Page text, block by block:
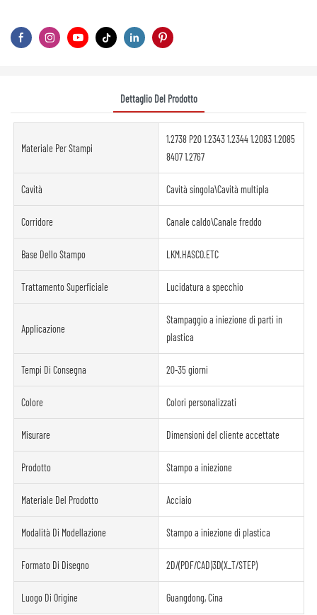
Dettaglio Del Prodotto
Materiale Per Stampi
1.2738 P20 1.2343 1.2344 1.2083 1.2085
8407 1.2767
Cavità Cavità singola\Cavità multipla
Corridore Canale caldo\Canale freddo
Base Dello Stampo LKM.HASCO.ETC
Trattamento Superficiale Lucidatura a specchio
Applicazione
Stampaggio a iniezione di parti in
plastica
Tempi Di Consegna 20-35 giorni
Colore Colori personalizzati
Misurare Dimensioni del cliente accettate
Prodotto Stampo a iniezione
Materiale Del Prodotto Acciaio
Modalità Di Modellazione Stampo a iniezione di plastica
Formato Di Disegno 2D/(PDF/CAD)3D(X_T/STEP)
Luogo Di Origine Guangdong, Cina